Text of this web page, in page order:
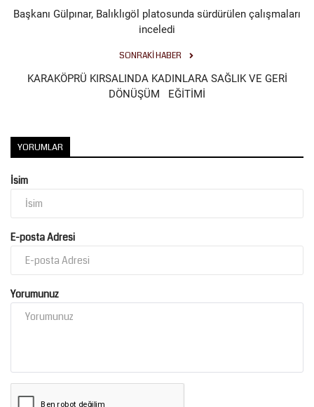
Başkanı Gülpınar, Balıklıgöl platosunda sürdürülen çalışmaları
inceledi
SONRAKI HABER
KARAKÖPRÜ KIRSALINDA KADINLARA SAĞLIK VE GERİ
DÖNÜŞÜM EĞİTİMİ
YORUMLAR
İsim
E-posta Adresi
Yorumunuz